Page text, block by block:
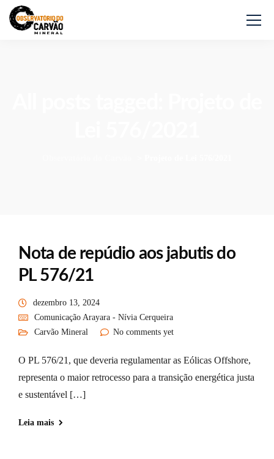
Nota de repúdio aos jabutis do
PL 576/21
dezembro 13, 2024
Comunicação Arayara - Nívia Cerqueira
Carvão Mineral
No comments yet
O PL 576/21, que deveria regulamentar as Eólicas Offshore,
representa o maior retrocesso para a transição energética justa
e sustentável […]
Leia mais